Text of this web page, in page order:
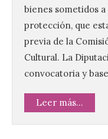
bienes sometidos
protección, que
previa de la
Cultural. La
convocatoria y
Leer más...
vuelos
pasajeros y los 1.000
frecuencias semanales